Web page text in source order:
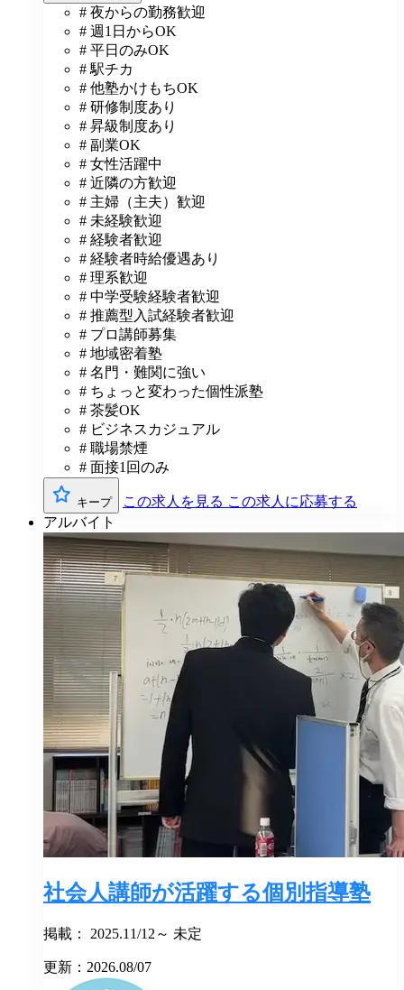
# 夜からの勤務歓迎
# 週1日からOK
# 平日のみOK
# 駅チカ
# 他塾かけもちOK
# 研修制度あり
# 昇級制度あり
# 副業OK
# 女性活躍中
# 近隣の方歓迎
# 主婦（主夫）歓迎
# 未経験歓迎
# 経験者歓迎
# 経験者時給優遇あり
# 理系歓迎
# 中学受験経験者歓迎
# 推薦型入試経験者歓迎
# プロ講師募集
# 地域密着塾
# 名門・難関に強い
# ちょっと変わった個性派塾
# 茶髪OK
# ビジネスカジュアル
# 職場禁煙
# 面接1回のみ
キープ この求人を見る この求人に応募する
アルバイト
社会人講師が活躍する個別指導塾
掲載： 2025.11/12～ 未定
更新：2026.08/07